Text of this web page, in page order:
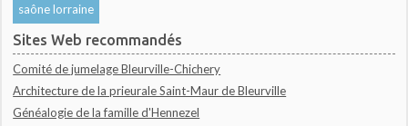
saône lorraine
Sites Web recommandés
Comité de jumelage Bleurville-Chichery
Architecture de la prieurale Saint-Maur de Bleurville
Généalogie de la famille d'Hennezel